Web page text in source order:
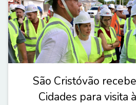
São Cristóvão
Cidades para visita